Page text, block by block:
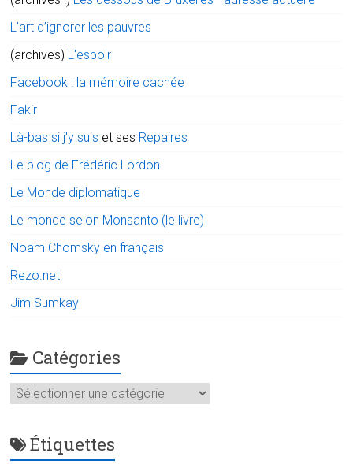
L’art d’ignorer les pauvres
(archives) L'espoir
Facebook : la mémoire cachée
Fakir
Là-bas si j'y suis et ses Repaires
Le blog de Frédéric Lordon
Le Monde diplomatique
Le monde selon Monsanto (le livre)
Noam Chomsky en français
Rezo.net
Jim Sumkay
Catégories
Catégories
Étiquettes